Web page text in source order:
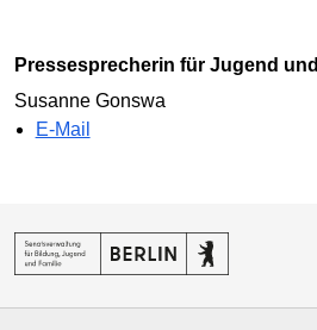
Pressesprecherin für Jugend
Susanne Gonswa
E-Mail